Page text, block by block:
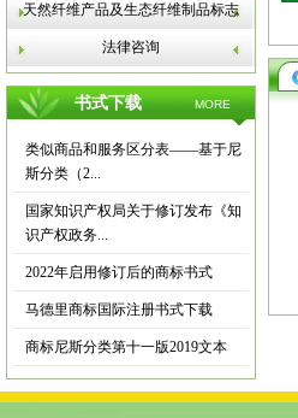
天然纤维产品及生态纤维制品标志
法律咨询
书式下载 MORE
类似商品和服务区分表——基于尼
斯分类（2...
国家知识产权局关于修订发布《知
识产权政务...
2022年启用修订后的商标书式
马德里商标国际注册书式下载
商标尼斯分类第十一版2019文本